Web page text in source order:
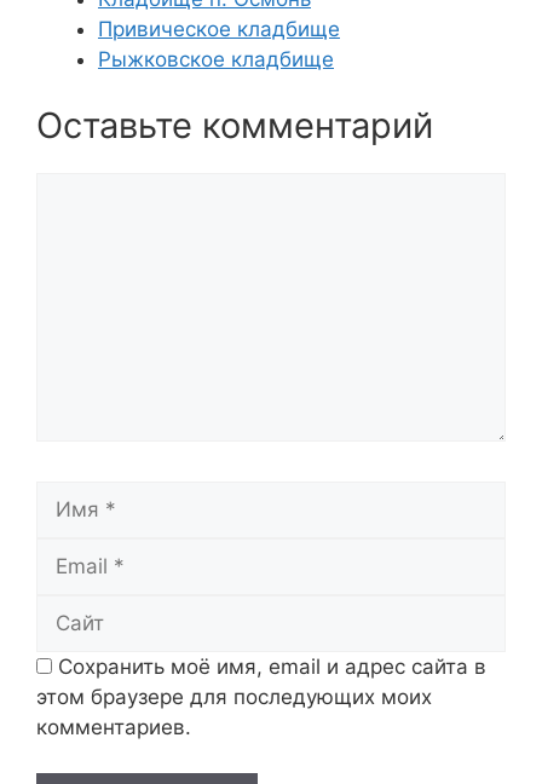
Привическое кладбище
Рыжковское кладбище
Оставьте комментарий
Сохранить моё имя, email и адрес сайта в
этом браузере для последующих моих
комментариев.